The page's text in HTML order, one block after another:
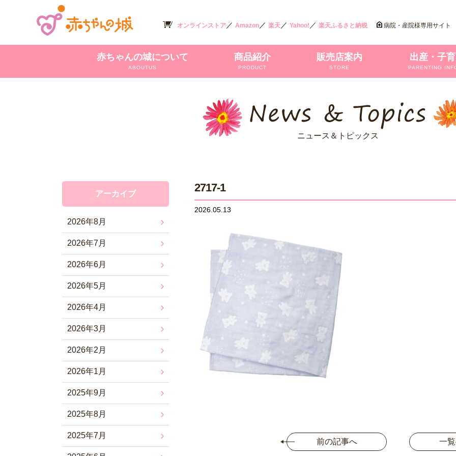
オンラインストア／ Amazon／ 楽天／ Yahoo! ／ 楽天ふるさと納税 病院・産院様専用サイト
赤ちゃんの城について
ABOUTUS
商品紹介
PRODUCT
販売店案内
STORE
出産・子
PARENTING
ニュース＆トピックス
2717-1
2026.05.13
前の記事へ 一
アーカイブ
2026年8月
2026年7月
2026年6月
2026年5月
2026年4月
2026年3月
2026年2月
2026年1月
2025年9月
2025年8月
2025年7月